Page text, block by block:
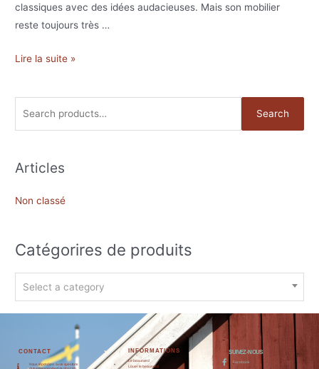
classiques avec des idées audacieuses. Mais son mobilier
reste toujours très …
Lire la suite »
Search
Articles
Non classé
Catégorires de produits
Select a category
CONTACT
Nous répondons à vos questions
INFORMATIONS
Le beaunørd
Louer le beaunørd
SUIVEZ-NOUS
Facebook